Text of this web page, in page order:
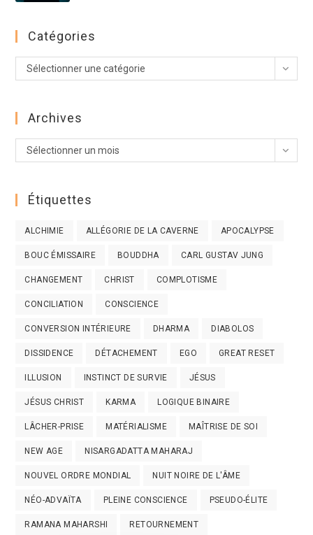
Catégories
Catégories
Sélectionner une catégorie
Archives
Archives
Sélectionner un mois
Étiquettes
ALCHIMIE ALLÉGORIE DE LA CAVERNE APOCALYPSE
BOUC ÉMISSAIRE BOUDDHA CARL GUSTAV JUNG
CHANGEMENT CHRIST COMPLOTISME
CONCILIATION CONSCIENCE
CONVERSION INTÉRIEURE DHARMA DIABOLOS
DISSIDENCE DÉTACHEMENT EGO GREAT RESET
ILLUSION INSTINCT DE SURVIE JÉSUS
JÉSUS CHRIST KARMA LOGIQUE BINAIRE
LÂCHER-PRISE MATÉRIALISME MAÎTRISE DE SOI
NEW AGE NISARGADATTA MAHARAJ
NOUVEL ORDRE MONDIAL NUIT NOIRE DE L'ÂME
NÉO-ADVAÏTA PLEINE CONSCIENCE PSEUDO-ÉLITE
RAMANA MAHARSHI RETOURNEMENT